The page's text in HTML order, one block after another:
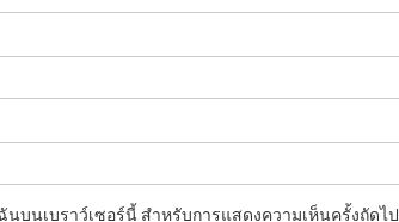
บนเบราว์เซอร์นี้ สำหรับการแสดงความเห็นครั้งถัดไป